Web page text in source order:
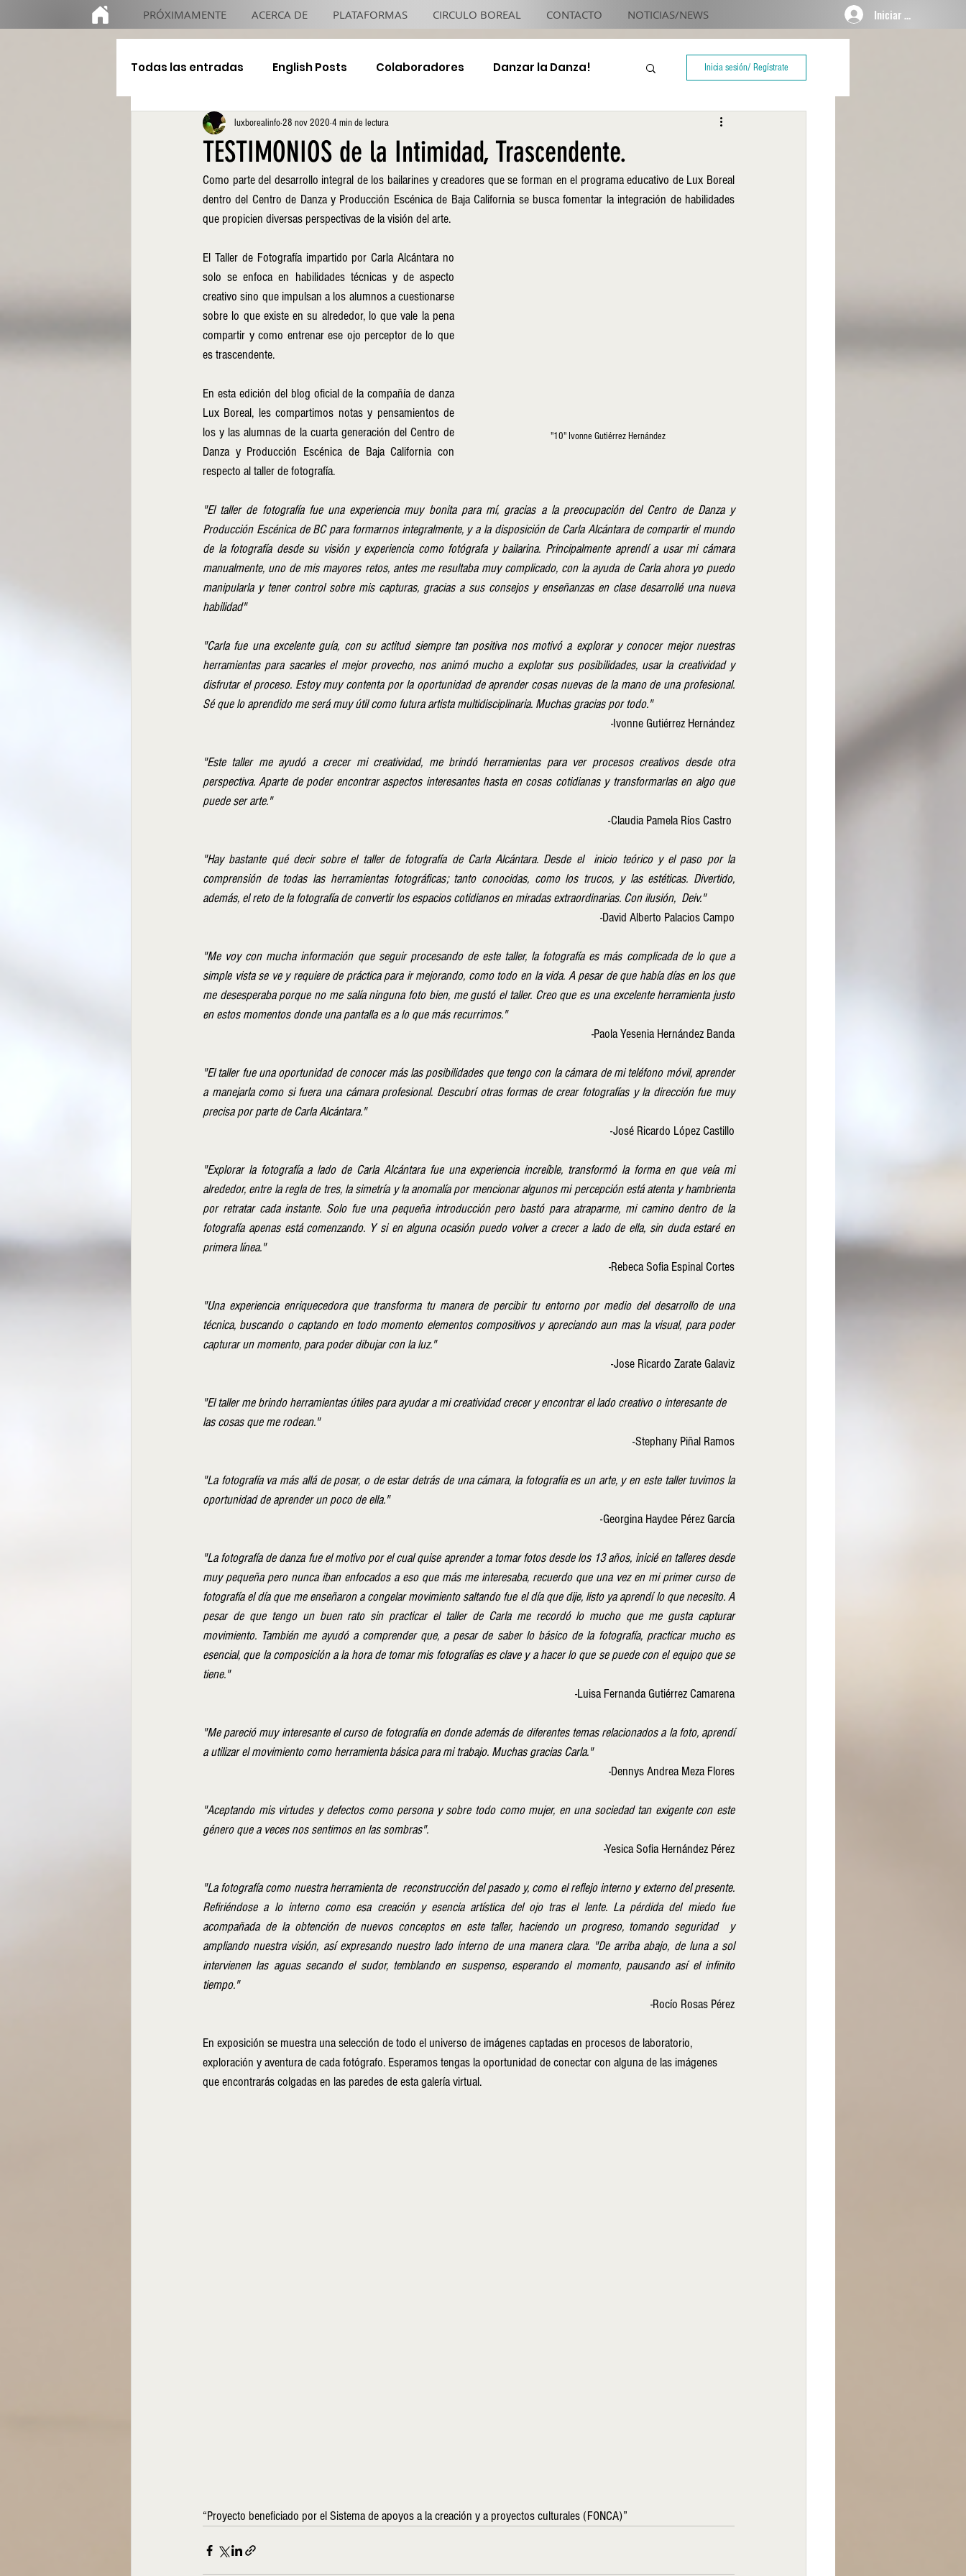
PRÓXIMAMENTE ACERCA DE PLATAFORMAS CIRCULO BOREAL CONTACTO NOTICIAS/NEWS Iniciar sesión
Todas las entradas English Posts Colaboradores Danzar la Danza!
Educación De gira 4x4 TJ Night
Inicia sesión/ Regístrate
TESTIMONIOS de la Intimidad, Trascendente.
luxborealinfo28 nov 2020 4 min de lectura
Como parte del desarrollo integral de los bailarines y creadores que se forman en el programa educativo de Lux Boreal
dentro del Centro de Danza y Producción Escénica de Baja California se busca fomentar la integración de habilidades
que propicien diversas perspectivas de la visión del arte.
"10" Ivonne Gutiérrez Hernández
El Taller de Fotografía impartido por Carla Alcántara no
solo se enfoca en habilidades técnicas y de aspecto
creativo sino que impulsan a los alumnos a cuestionarse
sobre lo que existe en su alrededor, lo que vale la pena
compartir y como entrenar ese ojo perceptor de lo que
es trascendente.
En esta edición del blog oficial de la compañía de danza
Lux Boreal, les compartimos notas y pensamientos de
los y las alumnas de la cuarta generación del Centro de
Danza y Producción Escénica de Baja California con
respecto al taller de fotografía.
"El taller de fotografía fue una experiencia muy bonita para mí, gracias a la preocupación del Centro de Danza y
Producción Escénica de BC para formarnos integralmente, y a la disposición de Carla Alcántara de compartir el mundo
de la fotografía desde su visión y experiencia como fotógrafa y bailarina. Principalmente aprendí a usar mi cámara
manualmente, uno de mis mayores retos, antes me resultaba muy complicado, con la ayuda de Carla ahora yo puedo
manipularla y tener control sobre mis capturas, gracias a sus consejos y enseñanzas en clase desarrollé una nueva
habilidad"
"Carla fue una excelente guía, con su actitud siempre tan positiva nos motivó a explorar y conocer mejor nuestras
herramientas para sacarles el mejor provecho, nos animó mucho a explotar sus posibilidades, usar la creatividad y
disfrutar el proceso. Estoy muy contenta por la oportunidad de aprender cosas nuevas de la mano de una profesional.
Sé que lo aprendido me será muy útil como futura artista multidisciplinaria. Muchas gracias por todo."
-Ivonne Gutiérrez Hernández
"Este taller me ayudó a crecer mi creatividad, me brindó herramientas para ver procesos creativos desde otra
perspectiva. Aparte de poder encontrar aspectos interesantes hasta en cosas cotidianas y transformarlas en algo que
puede ser arte."
-Claudia Pamela Ríos Castro
"Hay bastante qué decir sobre el taller de fotografía de Carla Alcántara. Desde el  inicio teórico y el paso por la
comprensión de todas las herramientas fotográficas; tanto conocidas, como los trucos, y las estéticas. Divertido,
además, el reto de la fotografía de convertir los espacios cotidianos en miradas extraordinarias. Con ilusión,  Deiv."
-David Alberto Palacios Campo
"Me voy con mucha información que seguir procesando de este taller, la fotografía es más complicada de lo que a
simple vista se ve y requiere de práctica para ir mejorando, como todo en la vida. A pesar de que había días en los que
me desesperaba porque no me salía ninguna foto bien, me gustó el taller. Creo que es una excelente herramienta justo
en estos momentos donde una pantalla es a lo que más recurrimos."
-Paola Yesenia Hernández Banda
"El taller fue una oportunidad de conocer más las posibilidades que tengo con la cámara de mi teléfono móvil, aprender
a manejarla como si fuera una cámara profesional. Descubrí otras formas de crear fotografías y la dirección fue muy
precisa por parte de Carla Alcántara."
        -José Ricardo López Castillo
"Explorar la fotografía a lado de Carla Alcántara fue una experiencia increíble, transformó la forma en que veía mi
alrededor, entre la regla de tres, la simetría y la anomalía por mencionar algunos mi percepción está atenta y hambrienta
por retratar cada instante. Solo fue una pequeña introducción pero bastó para atraparme, mi camino dentro de la
fotografía apenas está comenzando. Y si en alguna ocasión puedo volver a crecer a lado de ella, sin duda estaré en
primera línea."
-Rebeca Sofia Espinal Cortes
"Una experiencia enriquecedora que transforma tu manera de percibir tu entorno por medio del desarrollo de una
técnica, buscando o captando en todo momento elementos compositivos y apreciando aun mas la visual, para poder
capturar un momento, para poder dibujar con la luz."
-Jose Ricardo Zarate Galaviz
"El taller me brindo herramientas útiles para ayudar a mi creatividad crecer y encontrar el lado creativo o interesante de
las cosas que me rodean."
-Stephany Piñal Ramos
"La fotografía va más allá de posar, o de estar detrás de una cámara, la fotografía es un arte, y en este taller tuvimos la
oportunidad de aprender un poco de ella."
-Georgina Haydee Pérez García
"La fotografía de danza fue el motivo por el cual quise aprender a tomar fotos desde los 13 años, inicié en talleres desde
muy pequeña pero nunca iban enfocados a eso que más me interesaba, recuerdo que una vez en mi primer curso de
fotografía el día que me enseñaron a congelar movimiento saltando fue el día que dije, listo ya aprendí lo que necesito. A
pesar de que tengo un buen rato sin practicar el taller de Carla me recordó lo mucho que me gusta capturar
movimiento. También me ayudó a comprender que, a pesar de saber lo básico de la fotografía, practicar mucho es
esencial, que la composición a la hora de tomar mis fotografías es clave y a hacer lo que se puede con el equipo que se
tiene."
-Luisa Fernanda Gutiérrez Camarena
"Me pareció muy interesante el curso de fotografía en donde además de diferentes temas relacionados a la foto, aprendí
a utilizar el movimiento como herramienta básica para mi trabajo. Muchas gracias Carla."
-Dennys Andrea Meza Flores
"Aceptando mis virtudes y defectos como persona y sobre todo como mujer, en una sociedad tan exigente con este
género que a veces nos sentimos en las sombras".
-Yesica Sofia Hernández Pérez
"La fotografía como nuestra herramienta de  reconstrucción del pasado y, como el reflejo interno y externo del presente.
Refiriéndose a lo interno como esa creación y esencia artística del ojo tras el lente. La pérdida del miedo fue
acompañada de la obtención de nuevos conceptos en este taller, haciendo un progreso, tomando seguridad  y
ampliando nuestra visión, así expresando nuestro lado interno de una manera clara. "De arriba abajo, de luna a sol
intervienen las aguas secando el sudor, temblando en suspenso, esperando el momento, pausando así el infinito
tiempo."
-Rocío Rosas Pérez
En exposición se muestra una selección de todo el universo de imágenes captadas en procesos de laboratorio,
exploración y aventura de cada fotógrafo. Esperamos tengas la oportunidad de conectar con alguna de las imágenes
que encontrarás colgadas en las paredes de esta galería virtual.
“Proyecto beneficiado por el Sistema de apoyos a la creación y a proyectos culturales (FONCA)”